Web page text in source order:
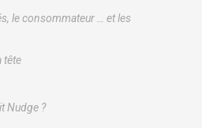
le consommateur … et les
tête
Nudge ?